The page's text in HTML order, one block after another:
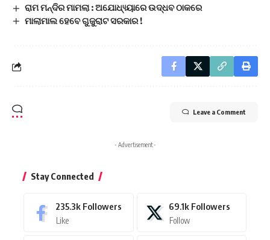
ରାମ ମନ୍ଦିର ମାମଲା : ଅଯୋଧ୍ୟ୍ୟାରେ ଉଦ୍ଧବ ଠାକରେ
ମାଲାମାଲ ହେବେ ଗୁଜୁରାଟ ସରକାର !
Leave a Comment
- Advertisement -
Stay Connected
235.3k Followers
Like
69.1k Followers
Follow